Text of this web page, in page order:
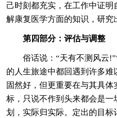
己时刻都充实，在工作中证明
解康复医学方面的知识，研究
第四部分：评估与调整
俗话说：“天有不测风云
的人生旅途中都回遇到许多难
固然好，但更重要在与其具体
标，只说不作到头来都会是
划，实际归实际。定出的目标